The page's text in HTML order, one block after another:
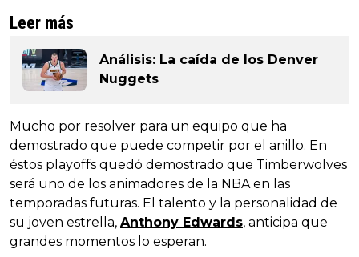
Leer más
Análisis: La caída de los Denver
Nuggets
Mucho por resolver para un equipo que ha
demostrado que puede competir por el anillo. En
éstos playoffs quedó demostrado que Timberwolves
será uno de los animadores de la NBA en las
temporadas futuras. El talento y la personalidad de
su joven estrella, Anthony Edwards, anticipa que
grandes momentos lo esperan.